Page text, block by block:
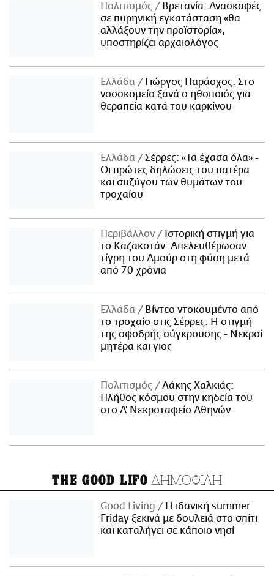
Πολιτισμός
Βρετανία: Ανασκαφές
σε πυρηνική εγκατάσταση «θα
αλλάξουν την προϊστορία»,
υποστηρίζει αρχαιολόγος
Ελλάδα
Γιώργος Παράσχος: Στο
νοσοκομείο ξανά ο ηθοποιός για
θεραπεία κατά του καρκίνου
Ελλάδα
Σέρρες: «Τα έχασα όλα» -
Οι πρώτες δηλώσεις του πατέρα
και συζύγου των θυμάτων του
τροχαίου
Περιβάλλον
Ιστορική στιγμή για
το Καζακστάν: Απελευθέρωσαν
τίγρη του Αμούρ στη φύση μετά
από 70 χρόνια
Ελλάδα
Βίντεο ντοκουμέντο από
το τροχαίο στις Σέρρες: Η στιγμή
της σφοδρής σύγκρουσης - Νεκροί
μητέρα και γιος
Πολιτισμός
Λάκης Χαλκιάς:
Πλήθος κόσμου στην κηδεία του
στο Α' Νεκροταφείο Αθηνών
THE GOOD LIFO ΔΗΜΟΦΙΛΗ
Good Living
Η ιδανική summer
Friday ξεκινά με δουλειά στο σπίτι
και καταλήγει σε κάποιο νησί